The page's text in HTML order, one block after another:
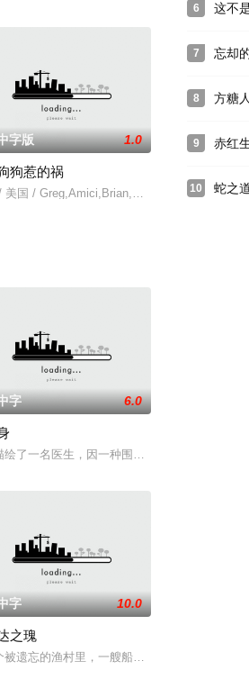
中，误打误撞进入了一家破旧的旅馆。
那位老太太在几天后死去。结果他被关进监
险之后因电视节目而闻名，但他被迫向他的机
字版 1.0
狗惹的祸
美国 / Greg,Amici,Brian,Burnett,Ashton,Dierks
、好不容易成为陶艺家却离奇身亡的双胞胎
字 6.0
绘了一名医生，因一种围绕“废用身”——因瘫
驻守这个几乎被世界遗忘的边境哨所。
老人妇女儿童。退休市文化局干部张乐进心
字 10.0
之瑰
被遗忘的渔村里，一艘船神秘地出现在旧港口
6 这不
7 忘却
8 方糖
9 赤红
10 蛇之